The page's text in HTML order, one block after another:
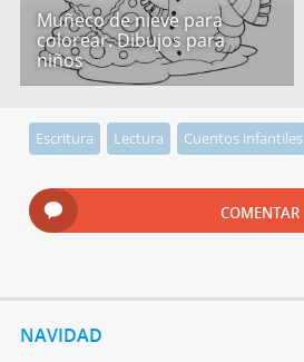
Muñeco de nieve para
colorear. Dibujos para
niños
Escritura Lectura Cuentos infantiles
COMENTAR
NAVIDAD